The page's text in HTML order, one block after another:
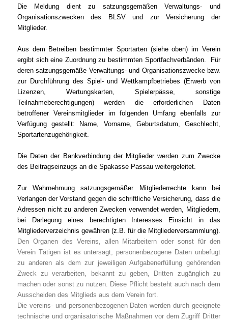
Die Meldung dient zu satzungsgemäßen Verwaltungs- und
Organisationszwecken des BLSV und zur Versicherung der
Mitglieder.
Aus dem Betreiben bestimmter Sportarten (siehe oben) im Verein
ergibt sich eine Zuordnung zu bestimmten Sportfachverbänden. Für
deren satzungsgemäße Verwaltungs- und Organisationszwecke bzw.
zur Durchführung des Spiel- und Wettkampfbetriebes (Erwerb von
Lizenzen, Wertungskarten, Spielerpässe, sonstige
Teilnahmeberechtigungen) werden die erforderlichen Daten
betroffener Vereinsmitglieder im folgenden Umfang ebenfalls zur
Verfügung gestellt: Name, Vorname, Geburtsdatum, Geschlecht,
Sportartenzugehörigkeit.
Die Daten der Bankverbindung der Mitglieder werden zum Zwecke
des Beitragseinzugs an die Spakasse Passau weitergeleitet.
Zur Wahrnehmung satzungsgemäßer Mitgliederrechte kann bei
Verlangen der Vorstand gegen die schriftliche Versicherung, dass die
Adressen nicht zu anderen Zwecken verwendet werden, Mitgliedern,
bei Darlegung eines berechtigten Interesses Einsicht in das
Mitgliederverzeichnis gewähren (z.B. für die Mitgliederversammlung).
Den Organen des Vereins, allen Mitarbeitern oder sonst für den
Verein Tätigen ist es untersagt, personenbezogene Daten unbefugt
zu anderen als dem zur jeweiligen Aufgabenerfüllung gehörenden
Zweck zu verarbeiten, bekannt zu geben, Dritten zugänglich zu
machen oder sonst zu nutzen. Diese Pflicht besteht auch nach dem
Ausscheiden des Mitglieds aus dem Verein fort.
Die vereins- und personenbezogenen Daten werden durch geeignete
technische und organisatorische Maßnahmen vor dem Zugriff Dritter